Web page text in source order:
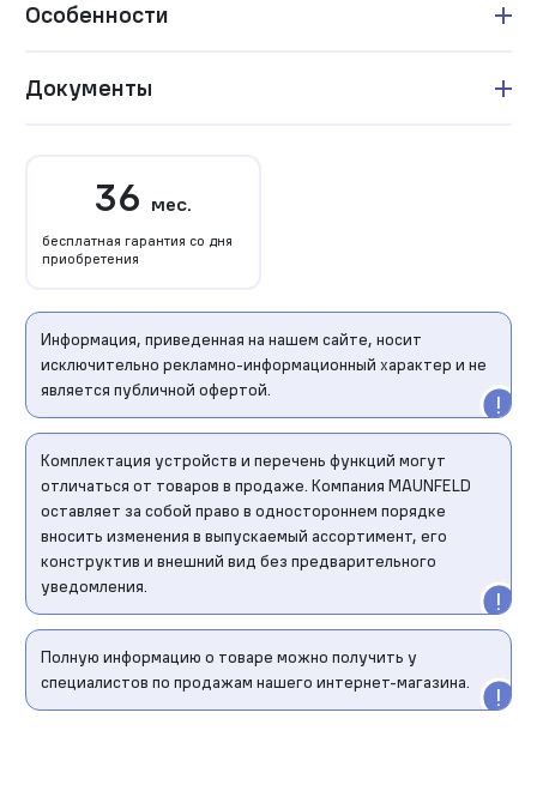
Особенности
Документы
36 мес.
бесплатная гарантия со дня
приобретения
Информация, приведенная на нашем сайте, носит
исключительно рекламно-информационный характер и не
является публичной офертой.
Комплектация устройств и перечень функций могут
отличаться от товаров в продаже. Компания MAUNFELD
оставляет за собой право в одностороннем порядке
вносить изменения в выпускаемый ассортимент, его
конструктив и внешний вид без предварительного
уведомления.
Полную информацию о товаре можно получить у
специалистов по продажам нашего интернет-магазина.